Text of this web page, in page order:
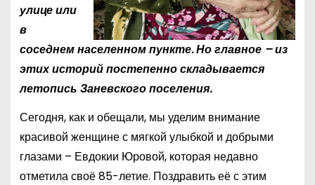
улице или
в
соседнем населенном пункте. Но главное – из
этих историй постепенно складывается
летопись Заневского поселения.
Сегодня, как и обещали, мы уделим внимание
красивой женщине с мягкой улыбкой и добрыми
глазами – Евдокии Юровой, которая недавно
отметила своё 85-летие. Поздравить её с этим